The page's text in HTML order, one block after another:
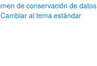
de conservación de datos
Cambiar al tema estándar